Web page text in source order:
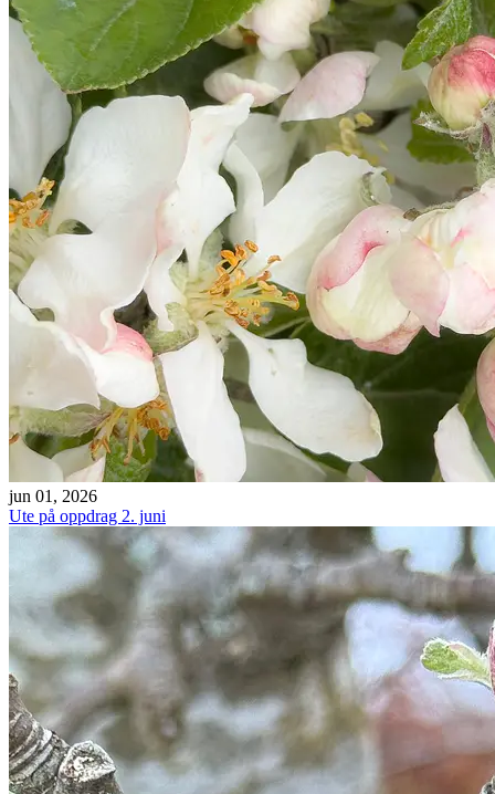
jun 01, 2026
Ute på oppdrag 2. juni